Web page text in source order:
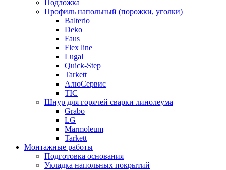
Подложка
Профиль напольный (порожки, уголки)
Balterio
Deko
Faus
Flex line
Lugal
Quick-Step
Tarkett
АлюСервис
ТІС
Шнур для горячей сварки линолеума
Grabo
LG
Marmoleum
Tarkett
Монтажные работы
Подготовка основания
Укладка напольных покрытий